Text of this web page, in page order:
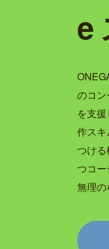
e
のコ
を支
作ス
つけ
つコ
無理の